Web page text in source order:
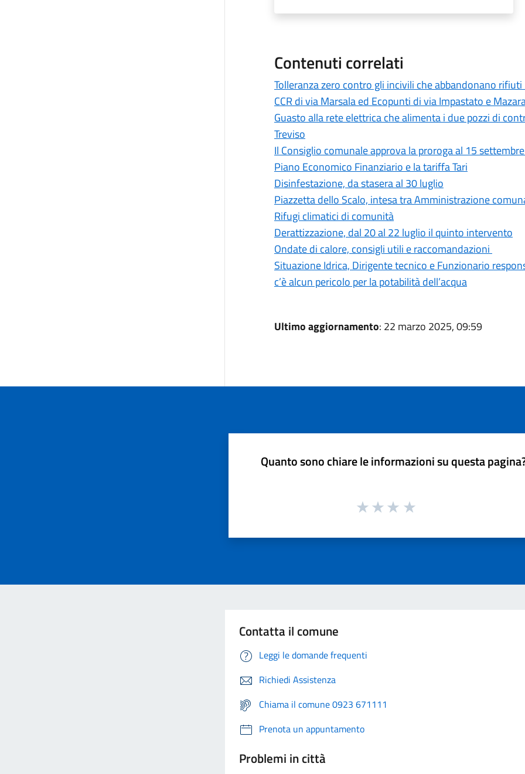
Contenuti correlati
Tolleranza zero contro gli incivili che abbandonano
CCR di via Marsala ed Ecopunti di via Impastato e
Guasto alla rete elettrica che alimenta i due pozzi di
Treviso
Il Consiglio comunale approva la proroga al 15
Piano Economico Finanziario e la tariffa Tari
Disinfestazione, da stasera al 30 luglio
Piazzetta dello Scalo, intesa tra Amministrazione
Rifugi climatici di comunità
Derattizzazione, dal 20 al 22 luglio il quinto intervento
Ondate di calore, consigli utili e raccomandazioni
Situazione Idrica, Dirigente tecnico e Funzionario
c’è alcun pericolo per la potabilità dell’acqua
Ultimo aggiornamento: 22 marzo 2025, 09:59
Quanto sono chiare le informazioni su questa
Contatta il comune
Leggi le domande frequenti
Richiedi Assistenza
Chiama il comune 0923 671111
Prenota un appuntamento
Problemi in città